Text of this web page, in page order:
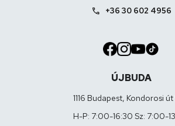
call +36 30 602 4956
ÚJBUDA
1116 Budapest, Kondorosi
H-P: 7:00-16:30 Sz: 7:00-